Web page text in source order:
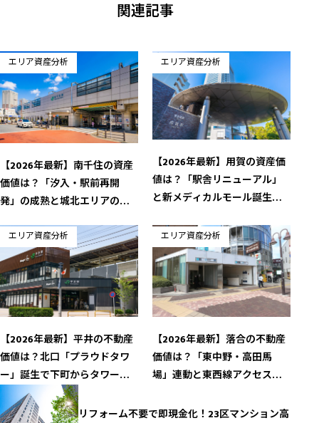
関連記事
エリア資産分析
【2026年最新】南千住の資産
価値は？「汐入・駅前再開
発」の成熟と城北エリアの価
エリア資産分析
【2026年最新】用賀の資産価
値は？「駅舎リニューアル」
と新メディカルモール誕生が
エリア資産分析
【2026年最新】平井の不動産
価値は？北口「プラウドタワ
ー」誕生で下町からタワーシ
ティへ
エリア資産分析
【2026年最新】落合の不動産
価値は？「東中野・高田馬
場」連動と東西線アクセスの
リフォーム不要で即現金化！23区マンション高